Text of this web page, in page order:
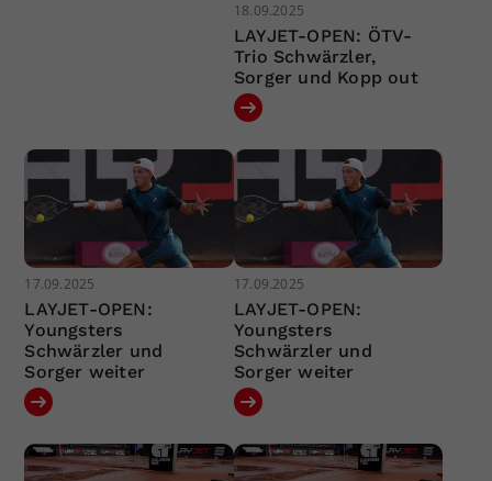
18.09.2025
LAYJET-OPEN: ÖTV-
Trio Schwärzler,
Sorger und Kopp out
17.09.2025
LAYJET-OPEN:
Youngsters
Schwärzler und
Sorger weiter
17.09.2025
LAYJET-OPEN:
Youngsters
Schwärzler und
Sorger weiter